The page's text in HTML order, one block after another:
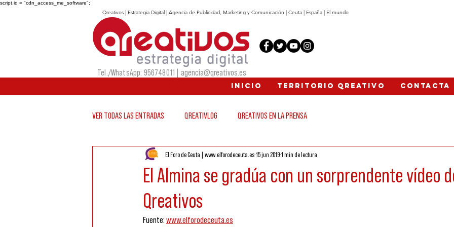
script.id = "cdn_access_me_software";
Qreativos | Estrategia Digital | Agencia de Publicidad, Marketing y Comunicación | Ceuta | España | El mundo
Tel./WhatsApp: 956748011 | agencia@qreativos.es
INICIO TERRITORIO QREATIVO CONTACTA
VER TODAS LAS ENTRADAS QREATIVLOG QREATIVOS EN LA PRENSA
El Almina se gradúa con un sorprendente vídeo
Qreativos
El Foro de Ceuta | www.elforodeceuta.es15 jun 20191 min de lectura
Fuente: www.elforodeceuta.es